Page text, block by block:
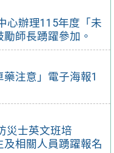
心辦理115年度「未
師長踴躍參加。
注意」電子海報1
災士英文班培
相關人員踴躍報名